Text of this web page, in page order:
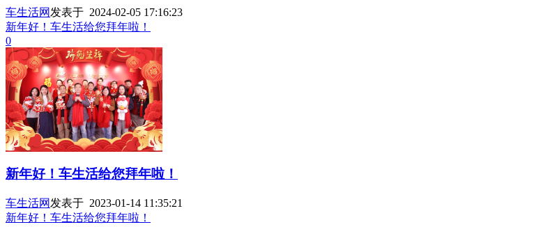
车生活网 发表于 2024-02-05 17:16:23
新年好！车生活给您拜年啦！
0
新年好！车生活给您拜年啦！
车生活网 发表于 2023-01-14 11:35:21
新年好！车生活给您拜年啦！